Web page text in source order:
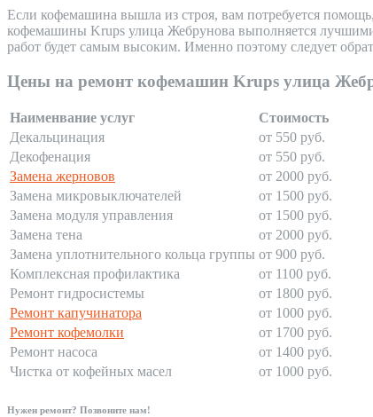
Если кофемашина вышла из строя, вам потребуется
кофемашины Krups улица Жебрунова выполняется лучшими
работ будет самым высоким. Именно поэтому следует
Цены на ремонт кофемашин Krups улица
Наименвание услуг
Стоимость
Декальцинация
от 550 руб.
Декофенация
от 550 руб.
Замена жерновов
от 2000 руб.
Замена микровыключателей
от 1500 руб.
Замена модуля управления
от 1500 руб.
Замена тена
от 2000 руб.
Замена уплотнительного кольца группы от 900 руб.
Комплексная профилактика
от 1100 руб.
Ремонт гидросистемы
от 1800 руб.
Ремонт капучинатора
от 1000 руб.
Ремонт кофемолки
от 1700 руб.
Ремонт насоса
от 1400 руб.
Чистка от кофейных масел
от 1000 руб.
Нужен ремонт? Позвоните нам!